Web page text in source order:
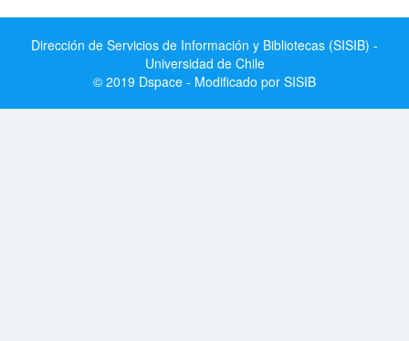
Dirección de Servicios de Información y Bibliotecas (SISIB) -
Universidad de Chile
© 2019 Dspace - Modificado por SISIB